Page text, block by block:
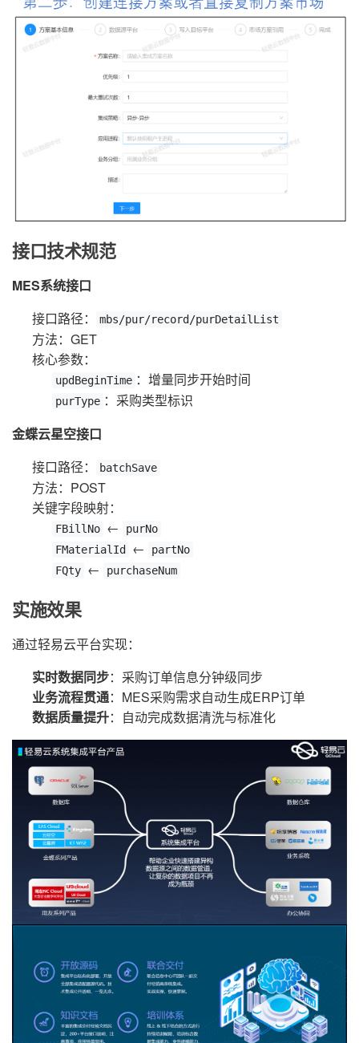
接口技术规范
MES系统接口
接口路径：
mbs/pur/record/purDetailList
方法：GET
核心参数：
updBeginTime ：增量同步开始时间
purType ：采购类型标识
金蝶云星空接口
接口路径：
batchSave
方法：POST
关键字段映射：
FBillNo ←
purNo
FMaterialId
←
partNo
FQty ← purchaseNum
实施效果
通过轻易云平台实现：
实时数据同步：采购订单信息分钟级同步
业务流程贯通：MES采购需求自动生成ERP订单
数据质量提升：自动完成数据清洗与标准化